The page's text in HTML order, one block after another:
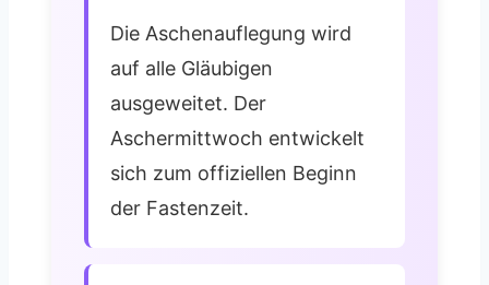
Die Aschenauflegung wird
auf alle Gläubigen
ausgeweitet. Der
Aschermittwoch entwickelt
sich zum offiziellen Beginn
der Fastenzeit.